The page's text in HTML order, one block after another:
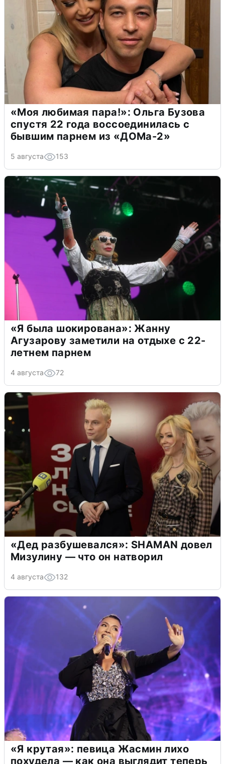
«Моя любимая пара!»: Ольга Бузова
спустя 22 года воссоединилась с
бывшим парнем из «ДОМа-2»
5 августа 153
«Я была шокирована»: Жанну
Агузарову заметили на отдыхе с 22-
летнем парнем
4 августа 72
«Дед разбушевался»: SHAMAN довел
Мизулину — что он натворил
4 августа 132
«Я крутая»: певица Жасмин лихо
похудела — как она выглядит теперь